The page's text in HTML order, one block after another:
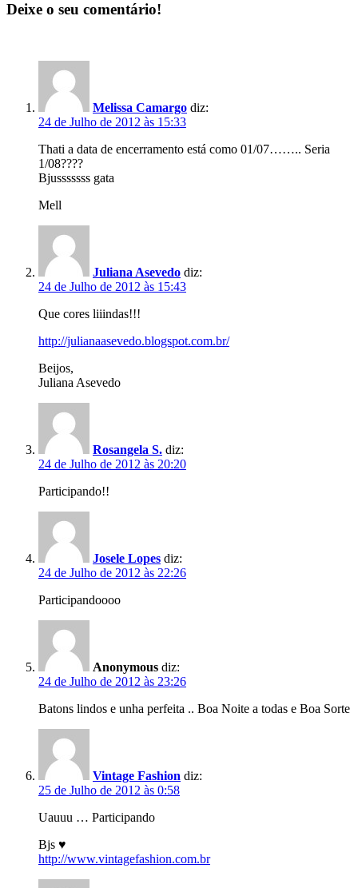
Deixe o seu comentário!
Melissa Camargo diz:
24 de Julho de 2012 às 15:33
Thati a data de encerramento está como 01/07…….. Seria
1/08????
Bjusssssss gata
Mell
Juliana Asevedo diz:
24 de Julho de 2012 às 15:43
Que cores liiindas!!!
http://julianaasevedo.blogspot.com.br/
Beijos,
Juliana Asevedo
Rosangela S. diz:
24 de Julho de 2012 às 20:20
Participando!!
Josele Lopes diz:
24 de Julho de 2012 às 22:26
Participandoooo
Anonymous diz:
24 de Julho de 2012 às 23:26
Batons lindos e unha perfeita .. Boa Noite a todas e Boa Sorte
Vintage Fashion diz:
25 de Julho de 2012 às 0:58
Uauuu … Participando
Bjs ♥
http://www.vintagefashion.com.br